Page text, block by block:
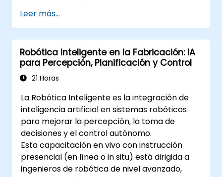
complejas en entornos dinámicos.
Abordar desafíos en el procesamiento de
datos en tiempo real y la actuación.
Leer más...
Robótica Inteligente en la Fabricación: IA
para Percepción, Planificación y Control
21 Horas
La Robótica Inteligente es la integración de
inteligencia artificial en sistemas robóticos
para mejorar la percepción, la toma de
decisiones y el control autónomo.
Esta capacitación en vivo con instrucción
presencial (en línea o in situ) está dirigida a
ingenieros de robótica de nivel avanzado,